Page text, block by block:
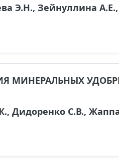
Э.Н., Зейнуллина А.Е.,
МИНЕРАЛЬНЫХ
Дидоренко С.В.,